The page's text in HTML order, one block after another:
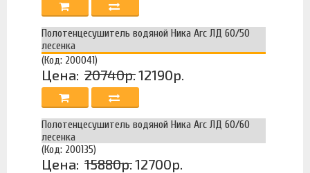
Полотенцесушитель водяной Ника Arc ЛД 60/50
лесенка
(Код: 200041)
Цена: 20740р.12190р.
Полотенцесушитель водяной Ника Arc ЛД 60/60
лесенка
(Код: 200135)
Цена: 15880р.12700р.